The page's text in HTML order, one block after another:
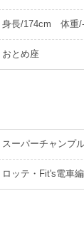
身長/174cm 体
おとめ座
スーパーチャンプ
ロッテ・Fit's電車編